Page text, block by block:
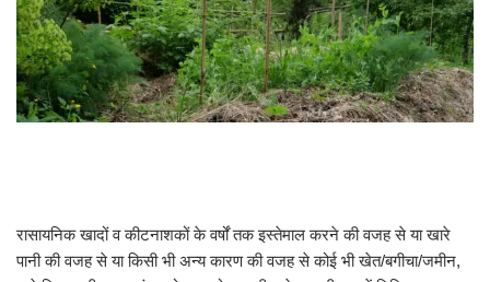
रासायनिक खादों व कीटनाशकों के वर्षों तक इस्तेमाल करने की वजह से या खारे
पानी की वजह से या किसी भी अन्य कारण की वजह से कोई भी खेत/बगीचा/जमीन,